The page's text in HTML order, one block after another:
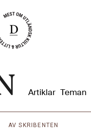
Artiklar Teman
AV SKRIBENTEN